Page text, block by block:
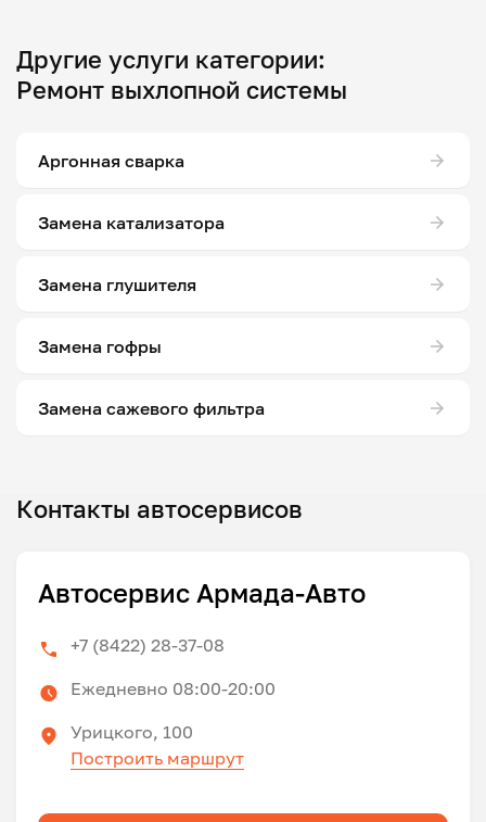
Другие услуги категории:
Ремонт выхлопной системы
Аргонная сварка
Замена катализатора
Замена глушителя
Замена гофры
Замена сажевого фильтра
Контакты автосервисов
Автосервис Армада-Авто
+7 (8422) 28-37-08
Ежедневно 08:00-20:00
Урицкого, 100
Построить маршрут